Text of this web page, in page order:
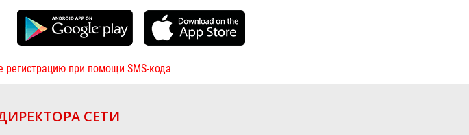
регистрацию при помощи SMS-кода
СЕТИ